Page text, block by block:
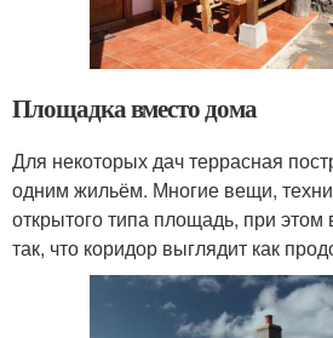
Площадка вместо дома
Для некоторых дач террасная
одним жильём. Многие вещи,
открытого типа площадь, при этом
так, что коридор выглядит как